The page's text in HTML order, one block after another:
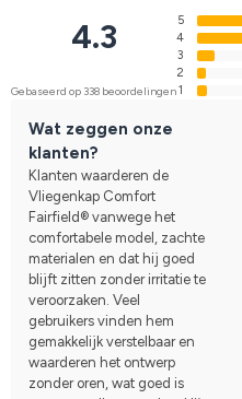
4.3
Gebaseerd op 338 beoordelingen
5
4
3
2
1
Wat zeggen onze
klanten?
Klanten waarderen de
Vliegenkap Comfort
Fairfield® vanwege het
comfortabele model, zachte
materialen en dat hij goed
blijft zitten zonder irritatie te
veroorzaken. Veel
gebruikers vinden hem
gemakkelijk verstelbaar en
waarderen het ontwerp
zonder oren, wat goed is